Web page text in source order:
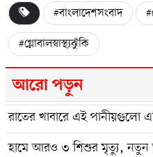
#বাংলাদেশসংবাদ
#গ্লোবালস্বাস্থ্যঝুঁকি
আরো পড়ুন
রাতের খাবারে এই পানীয়গুলো
হামে আরও ৩ শিশুর মৃত্যু, নতুন